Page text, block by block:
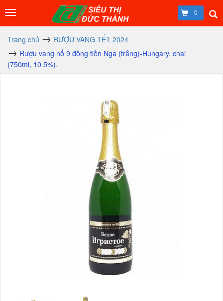
0
Trang chủ
RƯỢU VANG TẾT 2024
Rượu vang nổ 9 đồng tiền Nga (trắng)-Hungary, chai
(750ml, 10.5%).